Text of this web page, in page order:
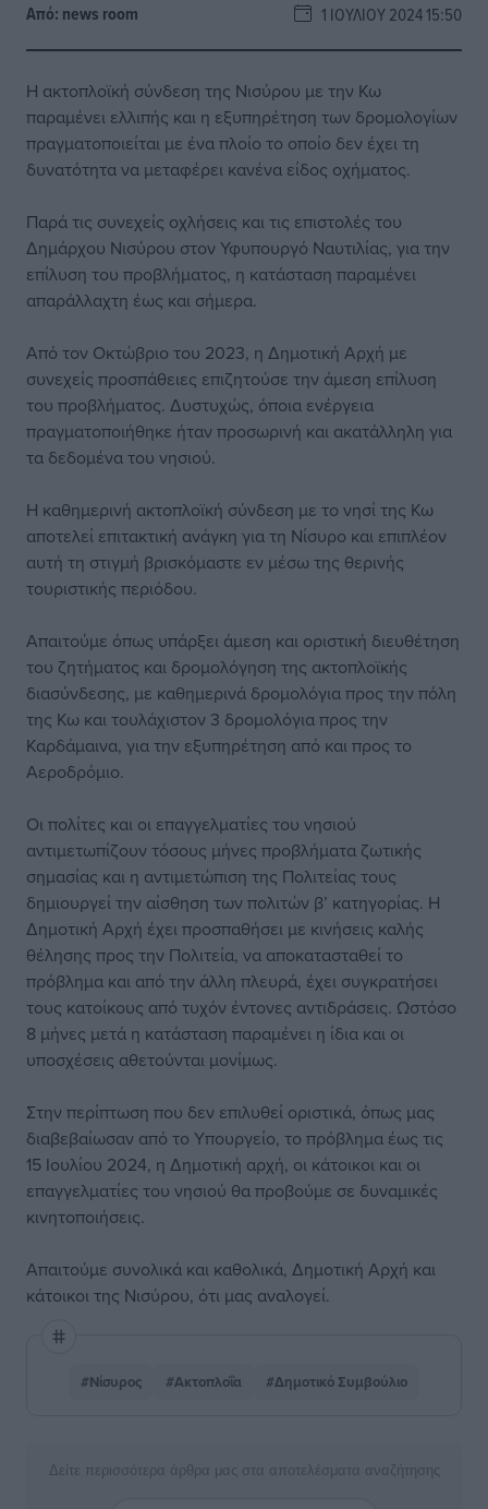
Από: news room 1 ΙΟΥΛΊΟΥ 2024 15:50
Η ακτοπλοϊκή σύνδεση της Νισύρου με την Κω
παραμένει ελλιπής και η εξυπηρέτηση των δρομολογίων
πραγματοποιείται με ένα πλοίο το οποίο δεν έχει τη
δυνατότητα να μεταφέρει κανένα είδος οχήματος.
Παρά τις συνεχείς οχλήσεις και τις επιστολές του
Δημάρχου Νισύρου στον Υφυπουργό Ναυτιλίας, για την
επίλυση του προβλήματος, η κατάσταση παραμένει
απαράλλαχτη έως και σήμερα.
Από τον Οκτώβριο του 2023, η Δημοτική Αρχή με
συνεχείς προσπάθειες επιζητούσε την άμεση επίλυση
του προβλήματος. Δυστυχώς, όποια ενέργεια
πραγματοποιήθηκε ήταν προσωρινή και ακατάλληλη για
τα δεδομένα του νησιού.
Η καθημερινή ακτοπλοϊκή σύνδεση με το νησί της Κω
αποτελεί επιτακτική ανάγκη για τη Νίσυρο και επιπλέον
αυτή τη στιγμή βρισκόμαστε εν μέσω της θερινής
τουριστικής περιόδου.
Απαιτούμε όπως υπάρξει άμεση και οριστική διευθέτηση
του ζητήματος και δρομολόγηση της ακτοπλοϊκής
διασύνδεσης, με καθημερινά δρομολόγια προς την πόλη
της Κω και τουλάχιστον 3 δρομολόγια προς την
Καρδάμαινα, για την εξυπηρέτηση από και προς το
Αεροδρόμιο.
Οι πολίτες και οι επαγγελματίες του νησιού
αντιμετωπίζουν τόσους μήνες προβλήματα ζωτικής
σημασίας και η αντιμετώπιση της Πολιτείας τους
δημιουργεί την αίσθηση των πολιτών β’ κατηγορίας. Η
Δημοτική Αρχή έχει προσπαθήσει με κινήσεις καλής
θέλησης προς την Πολιτεία, να αποκατασταθεί το
πρόβλημα και από την άλλη πλευρά, έχει συγκρατήσει
τους κατοίκους από τυχόν έντονες αντιδράσεις. Ωστόσο
8 μήνες μετά η κατάσταση παραμένει η ίδια και οι
υποσχέσεις αθετούνται μονίμως.
Στην περίπτωση που δεν επιλυθεί οριστικά, όπως μας
διαβεβαίωσαν από το Υπουργείο, το πρόβλημα έως τις
15 Ιουλίου 2024, η Δημοτική αρχή, οι κάτοικοι και οι
επαγγελματίες του νησιού θα προβούμε σε δυναμικές
κινητοποιήσεις.
Απαιτούμε συνολικά και καθολικά, Δημοτική Αρχή και
κάτοικοι της Νισύρου, ότι μας αναλογεί.
#Νίσυρος #Ακτοπλοΐα #Δημοτικό Συμβούλιο
Δείτε περισσότερα άρθρα μας στα αποτελέσματα αναζήτησης